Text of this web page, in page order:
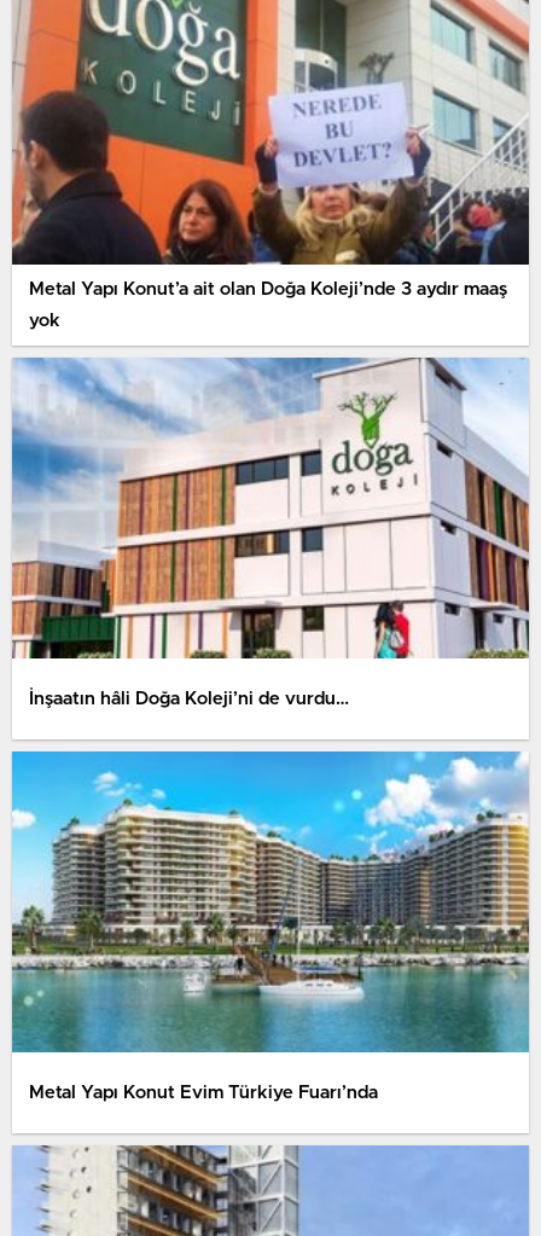
Metal Yapı Konut’a ait olan Doğa Koleji’nde 3 aydır maaş
yok
İnşaatın hâli Doğa Koleji’ni de vurdu…
Metal Yapı Konut Evim Türkiye Fuarı’nda